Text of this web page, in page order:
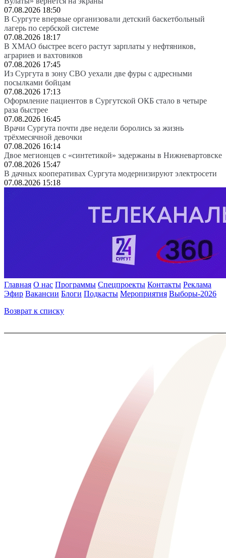
07.08.2026 18:50
В Сургуте впервые организовали детский баскетбольный
лагерь по сербской системе
07.08.2026 18:17
В ХМАО быстрее всего растут зарплаты у нефтяников,
аграриев и вахтовиков
07.08.2026 17:45
Из Сургута в зону СВО уехали две фуры с адресными
посылками бойцам
07.08.2026 17:13
Оформление пациентов в Сургутской ОКБ стало в четыре
раза быстрее
07.08.2026 16:45
Врачи Сургута почти две недели боролись за жизнь
трёхмесячной девочки
07.08.2026 16:14
Двое мегионцев с «синтетикой» задержаны в Нижневартовске
07.08.2026 15:47
В дачных кооперативах Сургута модернизируют электросети
07.08.2026 15:18
Главная О нас Программы Спецпроекты Контакты Реклама
Эфир Вакансии Блоги Подкасты Мероприятия Выборы-2026
Возврат к списку